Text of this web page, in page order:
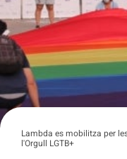
Lambda es mobilitza per
l'Orgull LGTB+